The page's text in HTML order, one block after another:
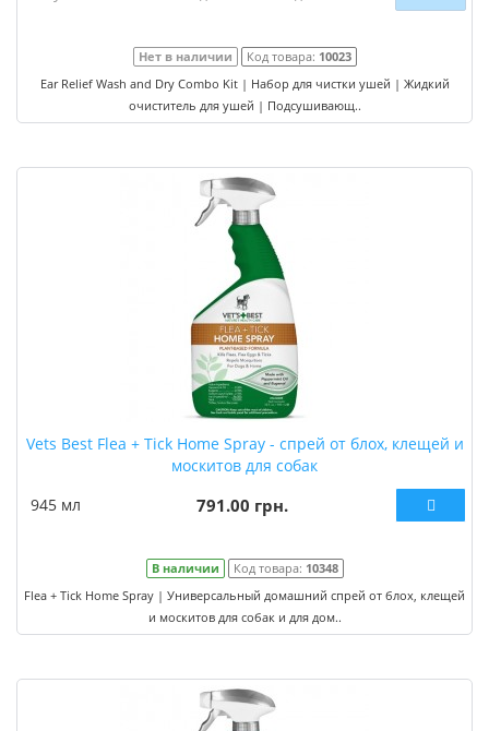
Нет в наличии Код товара: 10023
Ear Relief Wash and Dry Combo Kit | Набор для чистки ушей | Жидкий
очиститель для ушей | Подсушивающ..
Vets Best Flea + Tick Home Spray - спрей от блох, клещей и
москитов для собак
945 мл
791.00 грн.
В наличии Код товара: 10348
Flea + Tick Home Spray | Универсальный домашний спрей от блох, клещей
и москитов для собак и для дом..